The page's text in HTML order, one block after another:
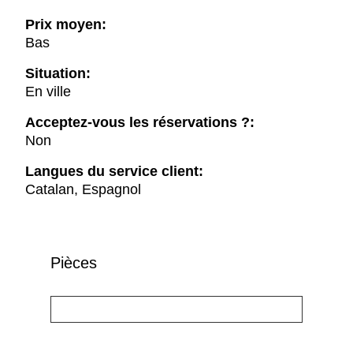
Prix moyen:
Bas
Situation:
En ville
Acceptez-vous les réservations ?:
Non
Langues du service client:
Catalan, Espagnol
Pièces